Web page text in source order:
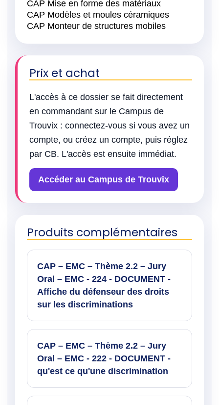
CAP Mise en forme des matériaux
CAP Modèles et moules céramiques
CAP Monteur de structures mobiles
Prix et achat
L'accès à ce dossier se fait directement
en commandant sur le Campus de
Trouvix : connectez-vous si vous avez un
compte, ou créez un compte, puis réglez
par CB. L'accès est ensuite immédiat.
Accéder au Campus de Trouvix
Produits complémentaires
CAP – EMC – Thème 2.2 – Jury
Oral – EMC - 224 - DOCUMENT -
Affiche du défenseur des droits
sur les discriminations
CAP – EMC – Thème 2.2 – Jury
Oral – EMC - 222 - DOCUMENT -
qu'est ce qu'une discrimination